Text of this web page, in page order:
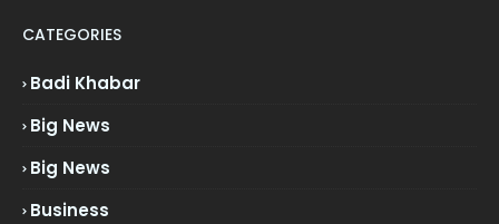
CATEGORIES
Badi Khabar
Big News
Big News
Business